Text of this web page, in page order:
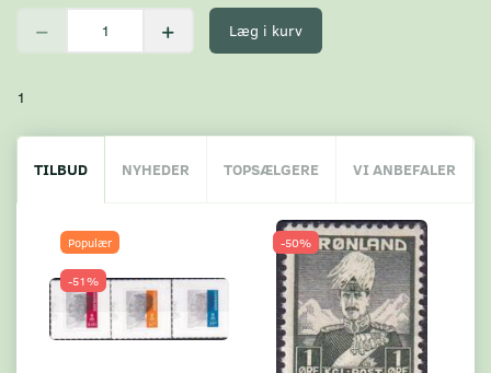
Læg i kurv
1
TILBUD NYHEDER TOPSÆLGERE VI ANBEFALER
Populær
-51%
-50%